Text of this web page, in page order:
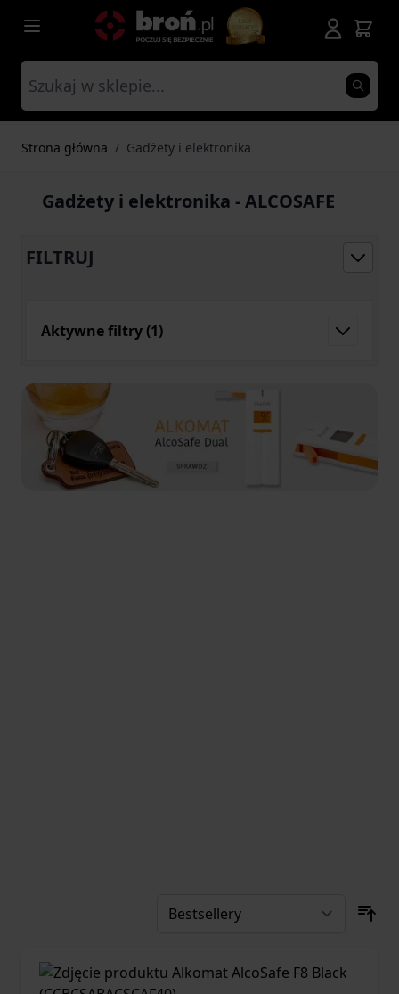
Przejdź do treści
Strona główna / Gadżety i elektronika
Gadżety i elektronika - ALCOSAFE
FILTRUJ
Aktywne filtry (1)